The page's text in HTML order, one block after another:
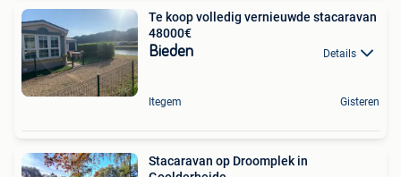
Te koop volledig vernieuwde stacaravan
48000€
Bieden Details
Itegem Gisteren
Stacaravan op Droomplek in